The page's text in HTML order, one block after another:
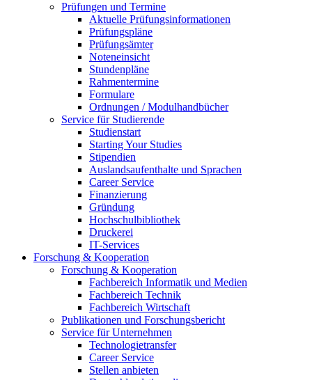
Prüfungen und Termine
Aktuelle Prüfungsinformationen
Prüfungspläne
Prüfungsämter
Noteneinsicht
Stundenpläne
Rahmentermine
Formulare
Ordnungen / Modulhandbücher
Service für Studierende
Studienstart
Starting Your Studies
Stipendien
Auslandsaufenthalte und Sprachen
Career Service
Finanzierung
Gründung
Hochschulbibliothek
Druckerei
IT-Services
Forschung & Kooperation
Forschung & Kooperation
Fachbereich Informatik und Medien
Fachbereich Technik
Fachbereich Wirtschaft
Publikationen und Forschungsbericht
Service für Unternehmen
Technologietransfer
Career Service
Stellen anbieten